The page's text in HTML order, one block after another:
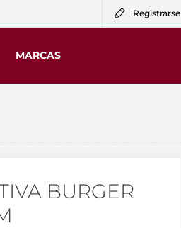
Registrarse
MARCAS
BURGER